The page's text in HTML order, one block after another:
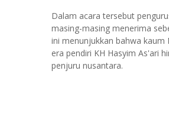
Dalam acara tersebut
masing-masing menerima
ini menunjukkan bahwa kaum
era pendiri KH Hasyim As'ari
penjuru nusantara.